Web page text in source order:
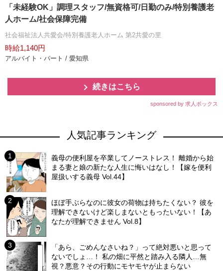
「未経験OK」調理スタッフ/無資格可/日勤のみ/特別養護老
人ホーム/社会保障完備
社会福祉法人共愛会/特別養護老人ホーム 第2共愛の里
時給1,140円
アルバイト・パート / 愛知県
続きはこちら
sponsored by 求人ボックス
人気記事ランキング
義母の便利屋を卒業してノーストレス！ 離婚から始
まる妻と娘の新たな人生に悔いはなし！【嫁を便利
屋扱いする義母 Vol.44】
ほぼ手ぶらなのに彼女の荷物は持ちたくない？ 彼を
理解できないけど楽しまないともったいない！【あ
なたが理解できません Vol.8】
「あら、ごめんなさいね？」って絶対悪いと思って
ないでしょ…！ 私の畑に平然と踏み入る隣人…無
視？悪意？その行動にモヤモヤが止まらない